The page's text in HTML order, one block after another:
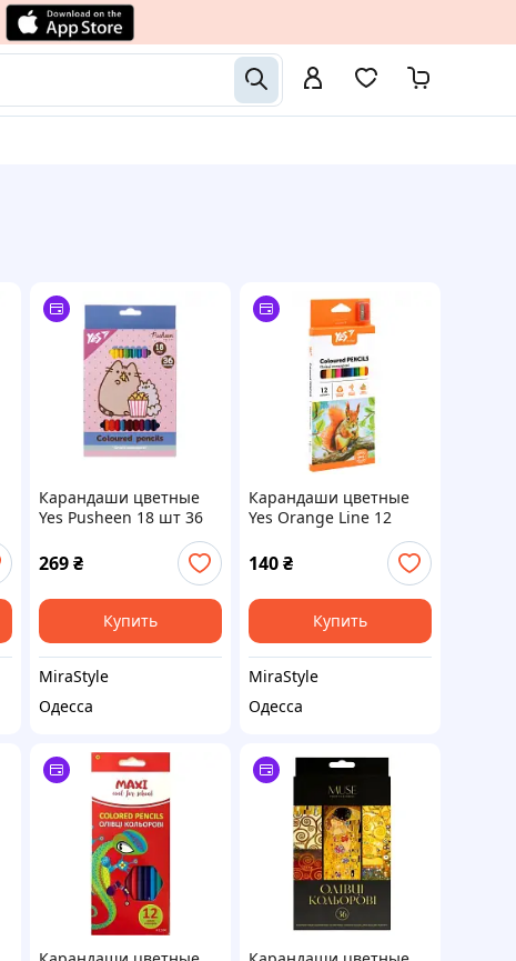
Карандаши цветные
Yes Pusheen 18 шт 36
269₴
Купить
MiraStyle
Одесса
Карандаши цветные
Yes Orange Line 12
кольорів з точилкою
(290723)
140₴
Купить
MiraStyle
Одесса